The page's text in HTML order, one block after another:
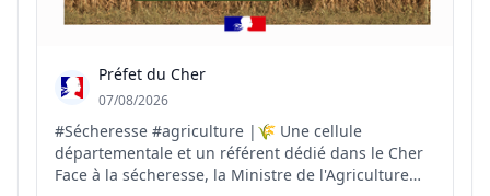
Préfet du Cher
07/08/2026
#Sécheresse #agriculture |🌾 Une cellule
départementale et un référent dédié dans le Cher
Face à la sécheresse, la Ministre de l'Agriculture